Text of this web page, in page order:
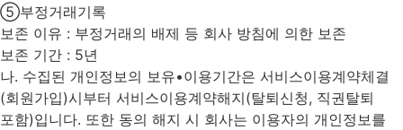
⑤부정거래기록
보존 이유 : 부정거래의 배제 등 회사 방침에 의한 보존
보존 기간 : 5년
나. 수집된 개인정보의 보유•이용기간은 서비스이용계약체결
(회원가입)시부터 서비스이용계약해지(탈퇴신청, 직권탈퇴
포함)입니다. 또한 동의 해지 시 회사는 이용자의 개인정보를